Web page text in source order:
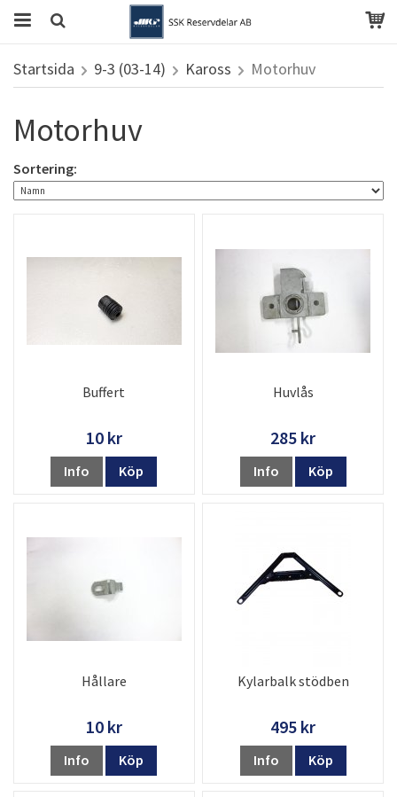
Startsida 9-3 (03-14) Kaross Motorhuv
Motorhuv
Sortering:
Buffert
10 kr
Info Köp
Huvlås
285 kr
Info Köp
Hållare
10 kr
Info Köp
Kylarbalk stödben
495 kr
Info Köp